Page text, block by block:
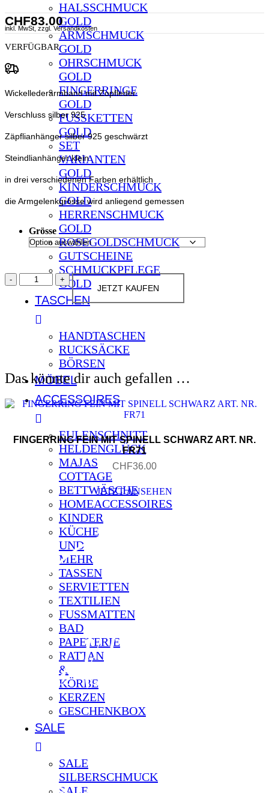
HALSSCHMUCK
GOLD
ARMSCHMUCK
GOLD
OHRSCHMUCK
GOLD
FINGERRINGE
GOLD
FUSSKETTEN
GOLD
SET
VARIANTEN
GOLD
KINDERSCHMUCK
GOLD
HERRENSCHMUCK
GOLD
ROSEGOLDSCHMUCK
GUTSCHEINE
SCHMUCKPFLEGE
GOLD
TASCHEN
HANDTASCHEN
RUCKSÄCKE
BÖRSEN
MÖBEL
ACCESSOIRES
EULENSCHNITT
HELDENGLÜCK
MAJAS
COTTAGE
BETTWÄSCHE
HOMEACCESSOIRES
KINDER
KÜCHE
UND
MEHR
TASSEN
SERVIETTEN
TEXTILIEN
FUSSMATTEN
BAD
PAPETERIE
RATTAN
&
KÖRBE
KERZEN
GESCHENKBOX
SALE
SALE
SILBERSCHMUCK
CHF83.00
inkl. MwSt, zzgl. Versandkosten
VERFÜGBAR
Wickellederarmband mit Zopfleder
Verschluss silber 925
Zäpflianhänger silber 925 geschwärzt
Steindlianhänger klein
in drei verschiedenen Farben erhältlich
die Armgelenkgrösse wird anliegend gemessen
Grösse
WICKELLEDERARMBAND
ZOPF
schwarz
NR.
A321
Menge
JETZT KAUFEN
Das könnte dir auch gefallen …
FINGERRING FEIN MIT SPINELL SCHWARZ ART. NR.
FR71
CHF36.00
JETZT ANSEHEN